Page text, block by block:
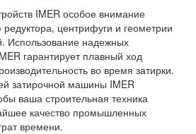
IMER особое внимание
центрифуги и геометрии
Использование надежных
гарантирует плавный ход
во время затирки.
затирочной машины IMER
ваша строительная техника
качество промышленных
времени.